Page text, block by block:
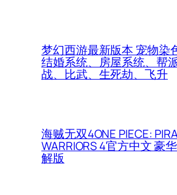
梦幻西游最新版本 宠物染
结婚系统、房屋系统、帮
战、比武、生死劫、飞升
海贼无双4ONE PIECE:
WARRIORS 4官方中文 豪
解版